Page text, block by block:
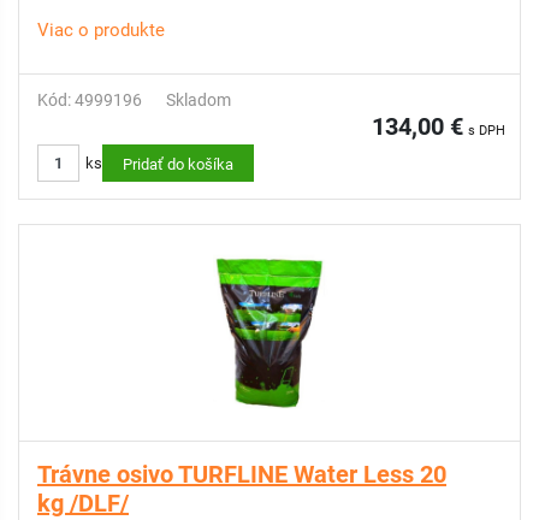
10%
Viac o produkte
Kód: 4999196 Skladom
134,00 € s DPH
ks Pridať do košíka
Trávne osivo TURFLINE Water Less 20
kg /DLF/